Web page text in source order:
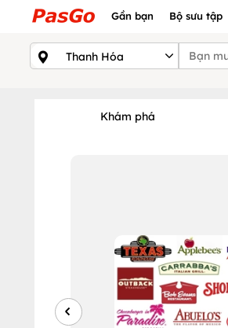
Gần bạn Bộ sưu tập
Khám phá